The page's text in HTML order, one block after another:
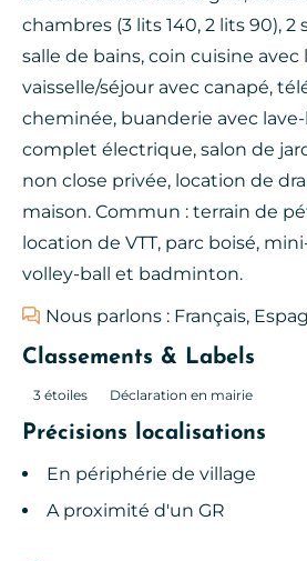
chambres (3 lits 140, 2 lits 90), 2
salle de bains, coin cuisine avec
vaisselle/séjour avec canapé,
cheminée, buanderie avec
complet électrique, salon de
non close privée, location de
maison. Commun : terrain de
location de VTT, parc boisé,
volley-ball et badminton.
Nous parlons : Français,
Classements & Labels
3 étoiles Déclaration en mairie
Précisions localisations
En périphérie de village
A proximité d'un GR